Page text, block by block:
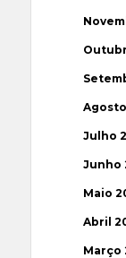
Julho
Junho
Maio
Abril
Março